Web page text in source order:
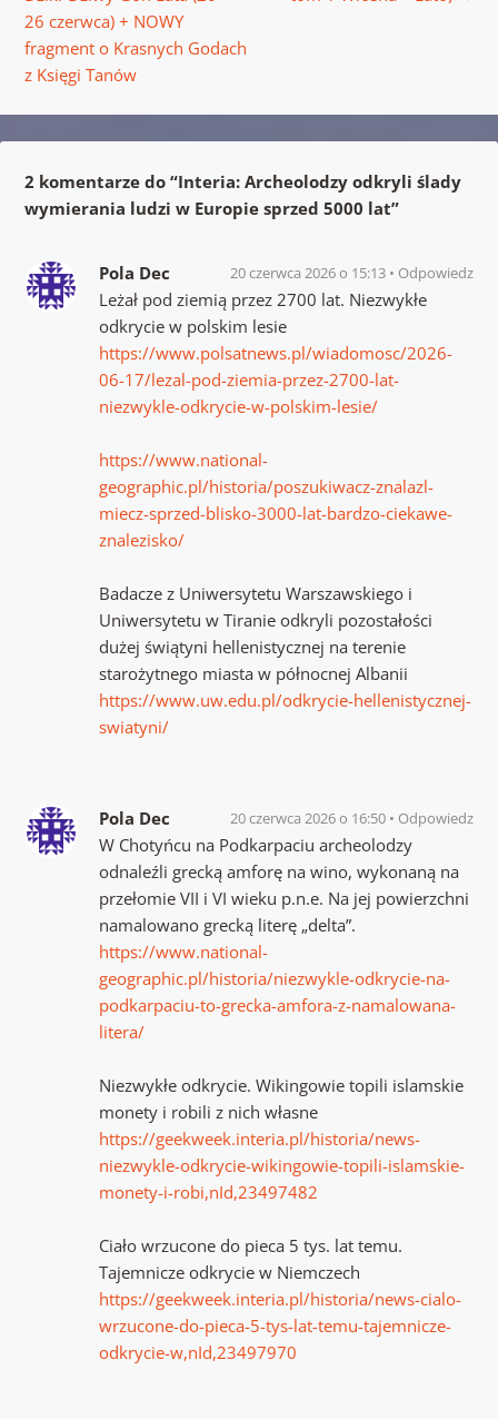
26 czerwca) + NOWY
fragment o Krasnych Godach
z Księgi Tanów
2 komentarze do “Interia: Archeolodzy odkryli ślady
wymierania ludzi w Europie sprzed 5000 lat”
Pola Dec 20 czerwca 2026 o 15:13 Odpowiedz
Leżał pod ziemią przez 2700 lat. Niezwykłe
odkrycie w polskim lesie
https://www.polsatnews.pl/wiadomosc/2026-
06-17/lezal-pod-ziemia-przez-2700-lat-
niezwykle-odkrycie-w-polskim-lesie/
https://www.national-
geographic.pl/historia/poszukiwacz-znalazl-
miecz-sprzed-blisko-3000-lat-bardzo-ciekawe-
znalezisko/
Badacze z Uniwersytetu Warszawskiego i
Uniwersytetu w Tiranie odkryli pozostałości
dużej świątyni hellenistycznej na terenie
starożytnego miasta w północnej Albanii
https://www.uw.edu.pl/odkrycie-hellenistycznej-
swiatyni/
Pola Dec 20 czerwca 2026 o 16:50 Odpowiedz
W Chotyńcu na Podkarpaciu archeolodzy
odnaleźli grecką amforę na wino, wykonaną na
przełomie VII i VI wieku p.n.e. Na jej powierzchni
namalowano grecką literę „delta”.
https://www.national-
geographic.pl/historia/niezwykle-odkrycie-na-
podkarpaciu-to-grecka-amfora-z-namalowana-
litera/
Niezwykłe odkrycie. Wikingowie topili islamskie
monety i robili z nich własne
https://geekweek.interia.pl/historia/news-
niezwykle-odkrycie-wikingowie-topili-islamskie-
monety-i-robi,nId,23497482
Ciało wrzucone do pieca 5 tys. lat temu.
Tajemnicze odkrycie w Niemczech
https://geekweek.interia.pl/historia/news-cialo-
wrzucone-do-pieca-5-tys-lat-temu-tajemnicze-
odkrycie-w,nId,23497970